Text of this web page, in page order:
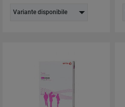
Variante disponibile